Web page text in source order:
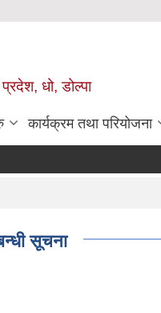
प्रदेश, धो, डोल्पा
कार्यक्रम तथा परियोजना
सूचना